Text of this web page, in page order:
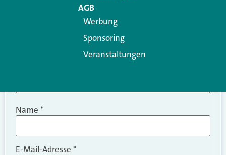
Name *
E-Mail-Adresse *
AGB
Werbung
Sponsoring
Veranstaltungen